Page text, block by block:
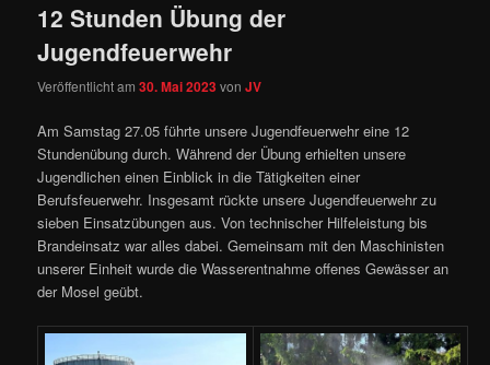
12 Stunden Übung der
Jugendfeuerwehr
Veröffentlicht am30. Mai 2023vonJV
Am Samstag 27.05 führte unsere Jugendfeuerwehr eine 12
Stundenübung durch. Während der Übung erhielten unsere
Jugendlichen einen Einblick in die Tätigkeiten einer
Berufsfeuerwehr. Insgesamt rückte unsere Jugendfeuerwehr zu
sieben Einsatzübungen aus. Von technischer Hilfeleistung bis
Brandeinsatz war alles dabei. Gemeinsam mit den Maschinisten
unserer Einheit wurde die Wasserentnahme offenes Gewässer an
der Mosel geübt.